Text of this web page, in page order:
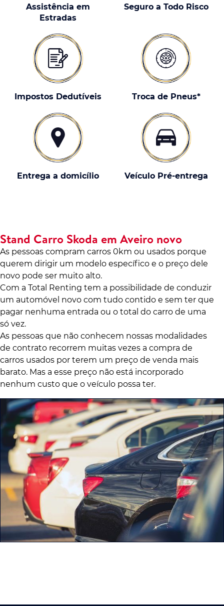
Assistência em
Estradas
Seguro a Todo Risco
Impostos Dedutíveis Troca de Pneus*
Entrega a domicílio Veículo Pré-entrega
Stand Carro Skoda em Aveiro novo
As pessoas compram carros 0km ou usados porque
querem dirigir um modelo específico e o preço dele
novo pode ser muito alto.
Com a Total Renting tem a possibilidade de conduzir
um automóvel novo com tudo contido e sem ter que
pagar nenhuma entrada ou o total do carro de uma
só vez.
As pessoas que não conhecem nossas modalidades
de contrato recorrem muitas vezes a compra de
carros usados por terem um preço de venda mais
barato. Mas a esse preço não está incorporado
nenhum custo que o veículo possa ter.